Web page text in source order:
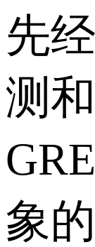
先
测
象